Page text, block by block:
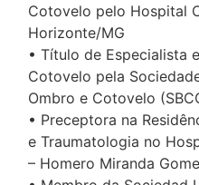
Cotovelo pelo Hospital
Horizonte/MG
• Título de Especialista
Cotovelo pela
Ombro e Cotovelo
• Preceptora na
e Traumatologia no
– Homero Miranda